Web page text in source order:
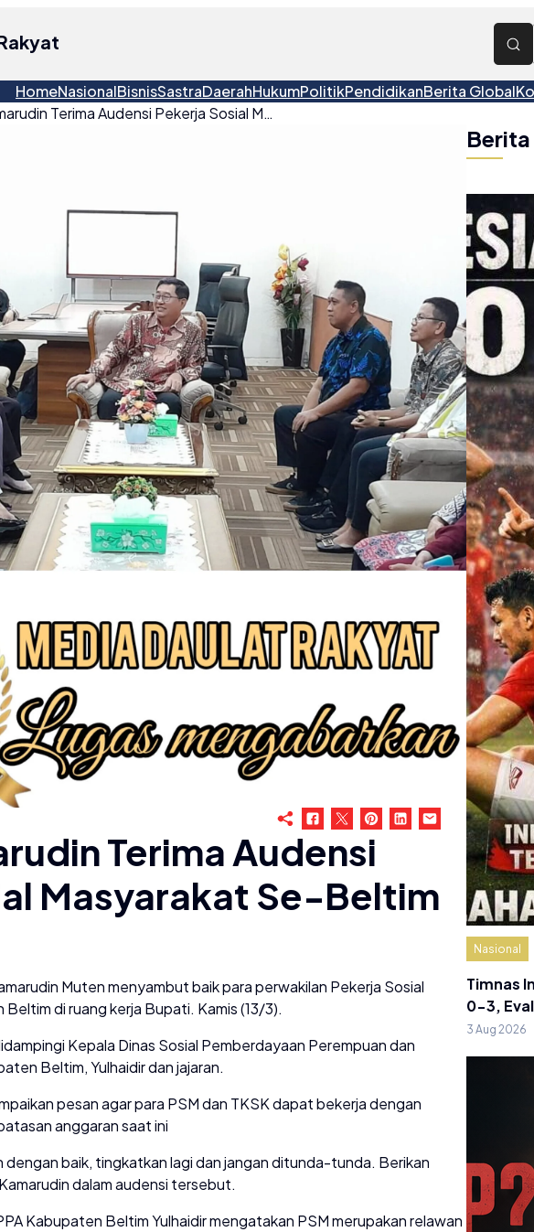
HomeNasionalBisnisSastraDaerahHukumPolitikPendidikanBerita Global
Bupati Kamarudin Terima Audensi Pekerja Sosial Masyarakat se-Beltim
Terima Audensi
Masyarakat Se-Beltim
Muten menyambut baik para perwakilan Pekerja Sosial
di ruang kerja Bupati. Kamis (13/3).
Kepala Dinas Sosial Pemberdayaan Perempuan dan
Beltim, Yulhaidir dan jajaran.
pesan agar para PSM dan TKSK dapat bekerja dengan
anggaran saat ini
dengan baik, tingkatkan lagi dan jangan ditunda-tunda. Berikan
dalam audensi tersebut.
Kabupaten Beltim Yulhaidir mengatakan PSM merupakan relawan
Nasional
Timnas
0-3,
3 Aug 2026